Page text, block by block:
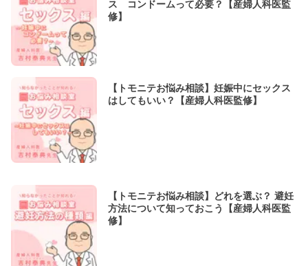
ス コンドームって必要？【産婦人科医監
修】
【トモニテお悩み相談】妊娠中にセックス
はしてもいい？【産婦人科医監修】
【トモニテお悩み相談】どれを選ぶ？ 避妊
方法について知っておこう【産婦人科医監
修】